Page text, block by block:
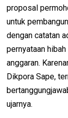
proposal
untuk
dengan catatan
pernyataan
anggaran.
Dikpora Sape,
ujarnya.